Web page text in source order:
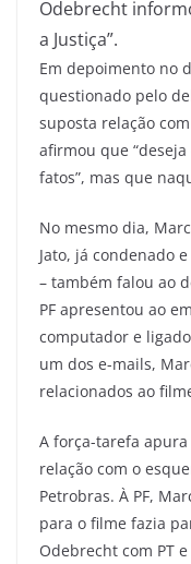
Odebrecht
a Justiça”.
Em depoimento no
questionado pelo
suposta relação
afirmou que
fatos”, mas que
No mesmo dia,
Jato, já condenado
– também falou ao
PF apresentou ao
computador e
um dos e-mails,
relacionados ao
A força-tarefa
relação com o
Petrobras. À PF,
para o filme fazia
Odebrecht com PT